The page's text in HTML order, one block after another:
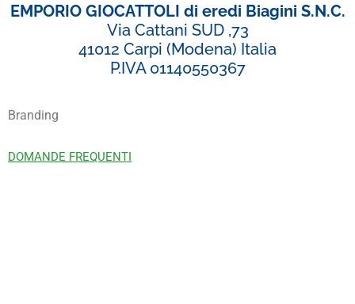
EMPORIO GIOCATTOLI di eredi Biagini S.N.C.
Via Cattani SUD ,73
41012 Carpi (Modena) Italia
P.IVA 01140550367
Branding
DOMANDE FREQUENTI